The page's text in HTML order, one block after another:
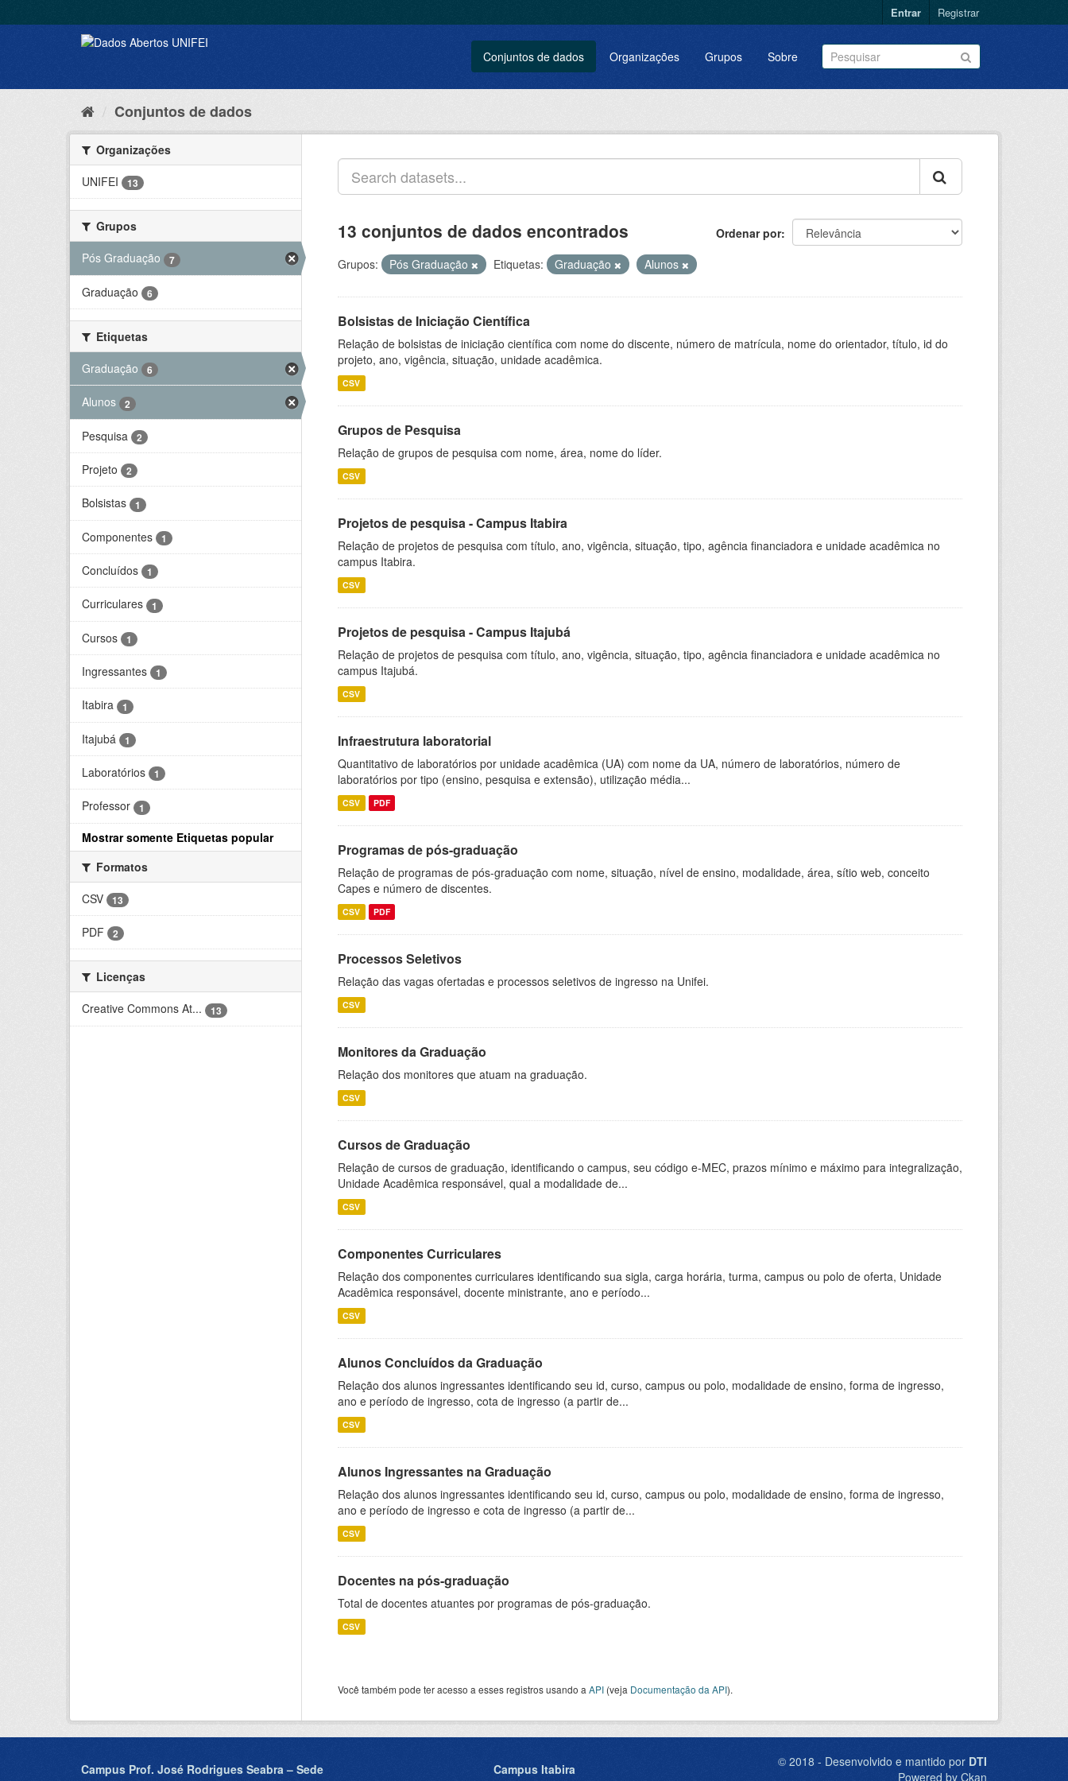
Entrar Registrar
Conjuntos de dados Organizações Grupos Sobre
Conjuntos de dados
Organizações
UNIFEI
13
Grupos
Pós Graduação
7
Graduação 6
Etiquetas
Graduação
6
Alunos 2
Pesquisa 2
Projeto 2
Bolsistas 1
Componentes 1
Concluídos 1
Curriculares 1
Cursos 1
Ingressantes 1
Itabira 1
Itajubá 1
Laboratórios 1
Professor 1
Mostrar somente Etiquetas popular
Formatos
CSV
13
PDF 2
Licenças
Creative Commons At...
13
Ordenar por
13 conjuntos de dados encontrados
Grupos: Pós Graduação Etiquetas: Graduação Alunos
Bolsistas de Iniciação Científica
Relação de bolsistas de iniciação científica com nome do discente, número de matrícula, nome do orientador, título, id do
projeto, ano, vigência, situação, unidade acadêmica.
CSV
Grupos de Pesquisa
Relação de grupos de pesquisa com nome, área, nome do líder.
CSV
Projetos de pesquisa - Campus Itabira
Relação de projetos de pesquisa com título, ano, vigência, situação, tipo, agência financiadora e unidade acadêmica no
campus Itabira.
CSV
Projetos de pesquisa - Campus Itajubá
Relação de projetos de pesquisa com título, ano, vigência, situação, tipo, agência financiadora e unidade acadêmica no
campus Itajubá.
CSV
Infraestrutura laboratorial
Quantitativo de laboratórios por unidade acadêmica (UA) com nome da UA, número de laboratórios, número de
laboratórios por tipo (ensino, pesquisa e extensão), utilização média...
CSV PDF
Programas de pós-graduação
Relação de programas de pós-graduação com nome, situação, nível de ensino, modalidade, área, sítio web, conceito
Capes e número de discentes.
CSV PDF
Processos Seletivos
Relação das vagas ofertadas e processos seletivos de ingresso na Unifei.
CSV
Monitores da Graduação
Relação dos monitores que atuam na graduação.
CSV
Cursos de Graduação
Relação de cursos de graduação, identificando o campus, seu código e-MEC, prazos mínimo e máximo para integralização,
Unidade Acadêmica responsável, qual a modalidade de...
CSV
Componentes Curriculares
Relação dos componentes curriculares identificando sua sigla, carga horária, turma, campus ou polo de oferta, Unidade
Acadêmica responsável, docente ministrante, ano e período...
CSV
Alunos Concluídos da Graduação
Relação dos alunos ingressantes identificando seu id, curso, campus ou polo, modalidade de ensino, forma de ingresso,
ano e período de ingresso, cota de ingresso (a partir de...
CSV
Alunos Ingressantes na Graduação
Relação dos alunos ingressantes identificando seu id, curso, campus ou polo, modalidade de ensino, forma de ingresso,
ano e período de ingresso e cota de ingresso (a partir de...
CSV
Docentes na pós-graduação
Total de docentes atuantes por programas de pós-graduação.
CSV
Você também pode ter acesso a esses registros usando a API (veja Documentação da API).
Campus Prof. José Rodrigues Seabra – Sede Campus Itabira © 2018 - Desenvolvido e mantido por DTI
Powered by Ckan